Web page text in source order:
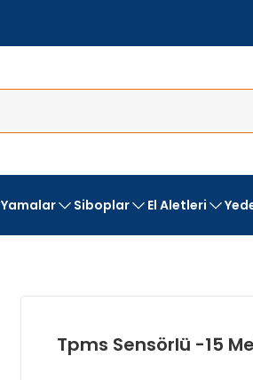
Yamalar Siboplar El Aletleri
Tpms Sensörlü -15